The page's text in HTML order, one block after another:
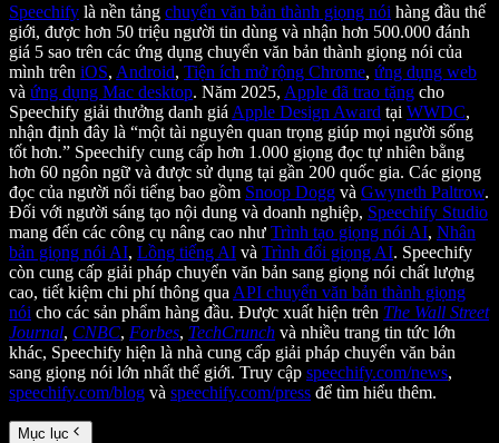
Speechify là nền tảng chuyển văn bản thành giọng nói hàng đầu thế
giới, được hơn 50 triệu người tin dùng và nhận hơn 500.000 đánh
giá 5 sao trên các ứng dụng chuyển văn bản thành giọng nói của
mình trên iOS, Android, Tiện ích mở rộng Chrome, ứng dụng web
và ứng dụng Mac desktop. Năm 2025, Apple đã trao tặng cho
Speechify giải thưởng danh giá Apple Design Award tại WWDC,
nhận định đây là “một tài nguyên quan trọng giúp mọi người sống
tốt hơn.” Speechify cung cấp hơn 1.000 giọng đọc tự nhiên bằng
hơn 60 ngôn ngữ và được sử dụng tại gần 200 quốc gia. Các giọng
đọc của người nổi tiếng bao gồm Snoop Dogg và Gwyneth Paltrow.
Đối với người sáng tạo nội dung và doanh nghiệp, Speechify Studio
mang đến các công cụ nâng cao như Trình tạo giọng nói AI, Nhân
bản giọng nói AI, Lồng tiếng AI và Trình đổi giọng AI. Speechify
còn cung cấp giải pháp chuyển văn bản sang giọng nói chất lượng
cao, tiết kiệm chi phí thông qua API chuyển văn bản thành giọng
nói cho các sản phẩm hàng đầu. Được xuất hiện trên The Wall Street
Journal, CNBC, Forbes, TechCrunch và nhiều trang tin tức lớn
khác, Speechify hiện là nhà cung cấp giải pháp chuyển văn bản
sang giọng nói lớn nhất thế giới. Truy cập speechify.com/news,
speechify.com/blog và speechify.com/press để tìm hiểu thêm.
Mục lục